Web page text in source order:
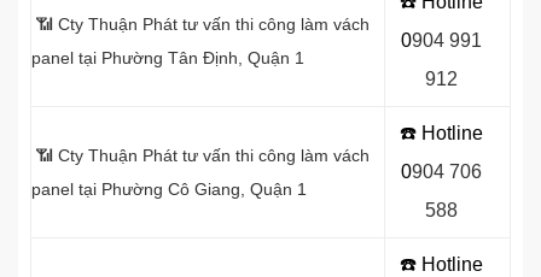
📶 Cty Thuận Phát tư vấn thi công làm vách
panel tại Phường Tân Định, Quận 1
0904 991
912
📶 Cty Thuận Phát tư vấn thi công làm vách
panel tại Phường Cô Giang, Quận 1
☎️ Hotline
0904 706
588
☎️ Hotline